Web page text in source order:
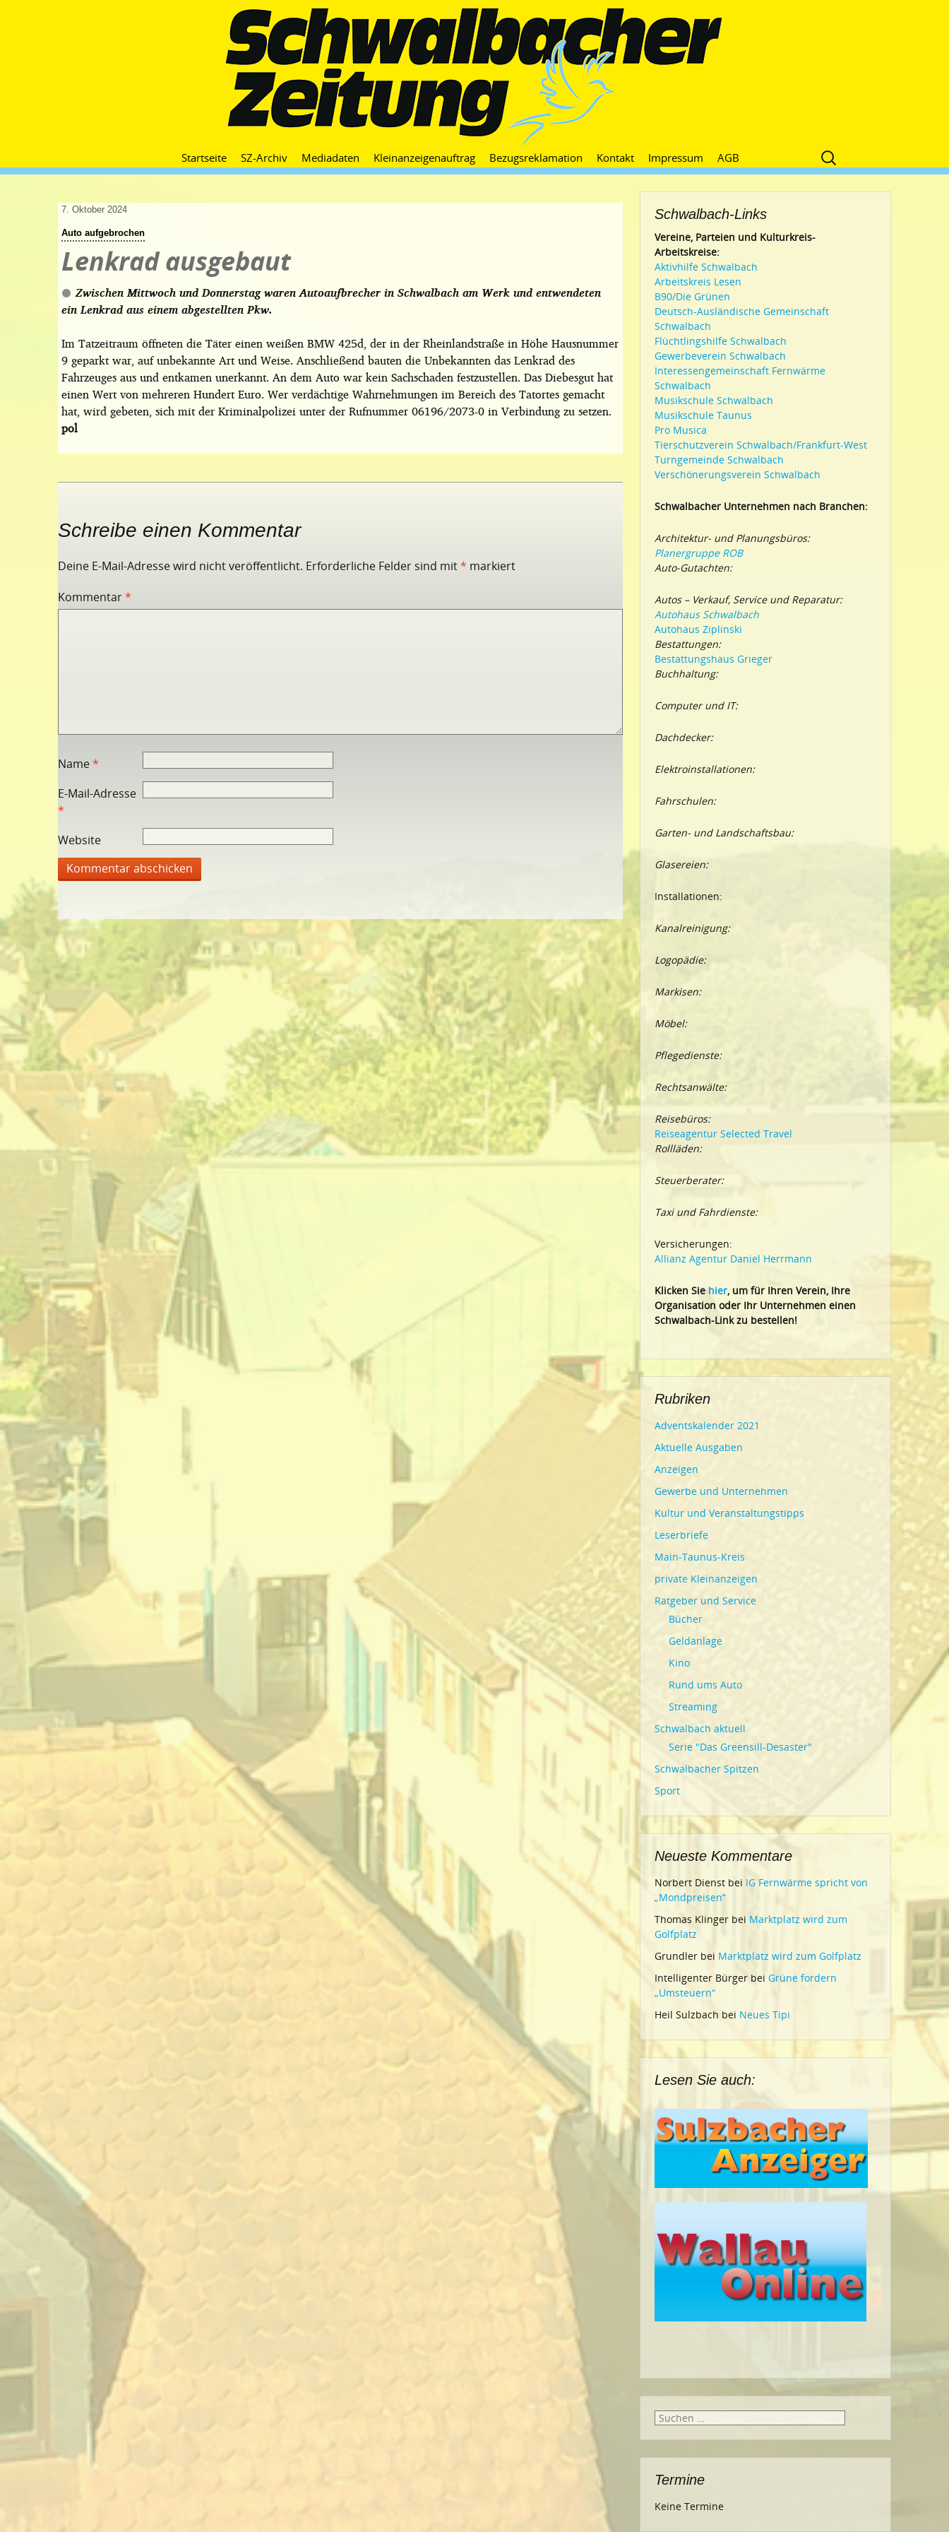
Zum
Inhalt
Startseite SZ-Archiv Mediadaten Kleinanzeigenauftrag Bezugsreklamation Kontakt Impressum AGB
Suche
nach:
7. Oktober 2024
Auto aufgebrochen
Lenkrad ausgebaut
Zwischen Mittwoch und Donnerstag waren Autoaufbrecher in Schwalbach am Werk und entwendeten
ein Lenkrad aus einem abgestellten Pkw.
Im Tatzeitraum öffneten die Täter einen weißen BMW 425d, der in der Rheinlandstraße in Höhe Hausnummer
9 geparkt war, auf unbekannte Art und Weise. Anschließend bauten die Unbekannten das Lenkrad des
Fahrzeuges aus und entkamen unerkannt. An dem Auto war kein Sachschaden festzustellen. Das Diebesgut hat
einen Wert von mehreren Hundert Euro. Wer verdächtige Wahrnehmungen im Bereich des Tatortes gemacht
hat, wird gebeten, sich mit der Kriminalpolizei unter der Rufnummer 06196/2073-0 in Verbindung zu setzen.
pol
Schreibe einen Kommentar
Deine E-Mail-Adresse wird nicht veröffentlicht. Erforderliche Felder sind mit* markiert
Kommentar*
Name*
E-Mail-Adresse
*
Website
Schwalbach-Links
Vereine, Parteien und Kulturkreis-
Arbeitskreise:
Aktivhilfe Schwalbach
Arbeitskreis Lesen
B90/Die Grünen
Deutsch-Ausländische Gemeinschaft
Schwalbach
Flüchtlingshilfe Schwalbach
Gewerbeverein Schwalbach
Interessengemeinschaft Fernwärme
Schwalbach
Musikschule Schwalbach
Musikschule Taunus
Pro Musica
Tierschutzverein Schwalbach/Frankfurt-West
Turngemeinde Schwalbach
Verschönerungsverein Schwalbach
Schwalbacher Unternehmen nach Branchen:
Architektur- und Planungsbüros:
Planergruppe ROB
Auto-Gutachten:
Autos – Verkauf, Service und Reparatur:
Autohaus Schwalbach
Autohaus Ziplinski
Bestattungen:
Bestattungshaus Grieger
Buchhaltung:
Computer und IT:
Dachdecker:
Elektroinstallationen:
Fahrschulen:
Garten- und Landschaftsbau:
Glasereien:
Installationen:
Kanalreinigung:
Logopädie:
Markisen:
Möbel:
Pflegedienste:
Rechtsanwälte:
Reisebüros:
Reiseagentur Selected Travel
Rollläden:
Steuerberater:
Taxi und Fahrdienste:
Versicherungen:
Allianz Agentur Daniel Herrmann
Klicken Siehier, um für Ihren Verein, Ihre
Organisation oder Ihr Unternehmen einen
Schwalbach-Link zu bestellen!
Rubriken
Adventskalender 2021
Aktuelle Ausgaben
Anzeigen
Gewerbe und Unternehmen
Kultur und Veranstaltungstipps
Leserbriefe
Main-Taunus-Kreis
private Kleinanzeigen
Ratgeber und Service
Bücher
Geldanlage
Kino
Rund ums Auto
Streaming
Schwalbach aktuell
Serie "Das Greensill-Desaster"
Schwalbacher Spitzen
Sport
Neueste Kommentare
Norbert Dienst bei IG Fernwärme spricht von
„Mondpreisen“
Thomas Klinger bei Marktplatz wird zum
Golfplatz
Grundler bei Marktplatz wird zum Golfplatz
Intelligenter Bürger bei Grüne fordern
„Umsteuern“
Heil Sulzbach bei Neues Tipi
Lesen Sie auch:
Suche
Termine
Keine Termine